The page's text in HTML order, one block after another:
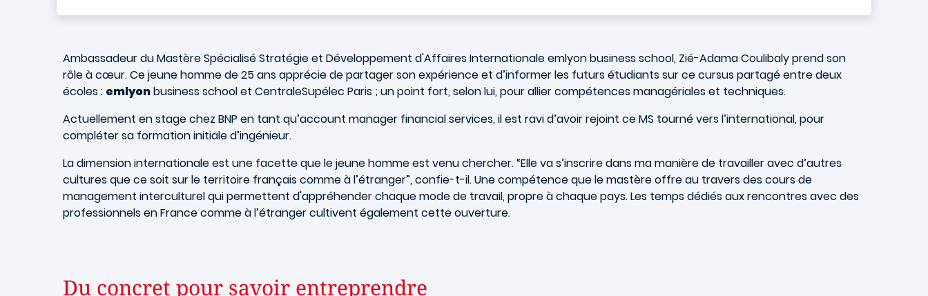
Ambassadeur du Mastère Spécialisé Stratégie et Développement d'Affaires Internationale emlyon business school, Zié-Adama Coulibaly prend son
rôle à cœur. Ce jeune homme de 25 ans apprécie de partager son expérience et d’informer les futurs étudiants sur ce cursus partagé entre deux
écoles : emlyonbusiness school et CentraleSupélec Paris ; un point fort, selon lui, pour allier compétences managériales et techniques.
Actuellement en stage chez BNP en tant qu’account manager financial services, il est ravi d’avoir rejoint ce MS tourné vers l’international, pour
compléter sa formation initiale d’ingénieur.
La dimension internationale est une facette que le jeune homme est venu chercher. “Elle va s’inscrire dans ma manière de travailler avec d’autres
cultures que ce soit sur le territoire français comme à l’étranger”, confie-t-il. Une compétence que le mastère offre au travers des cours de
management interculturel qui permettent d'appréhender chaque mode de travail, propre à chaque pays. Les temps dédiés aux rencontres avec des
professionnels en France comme à l’étranger cultivent également cette ouverture.
Du concret pour savoir entreprendre